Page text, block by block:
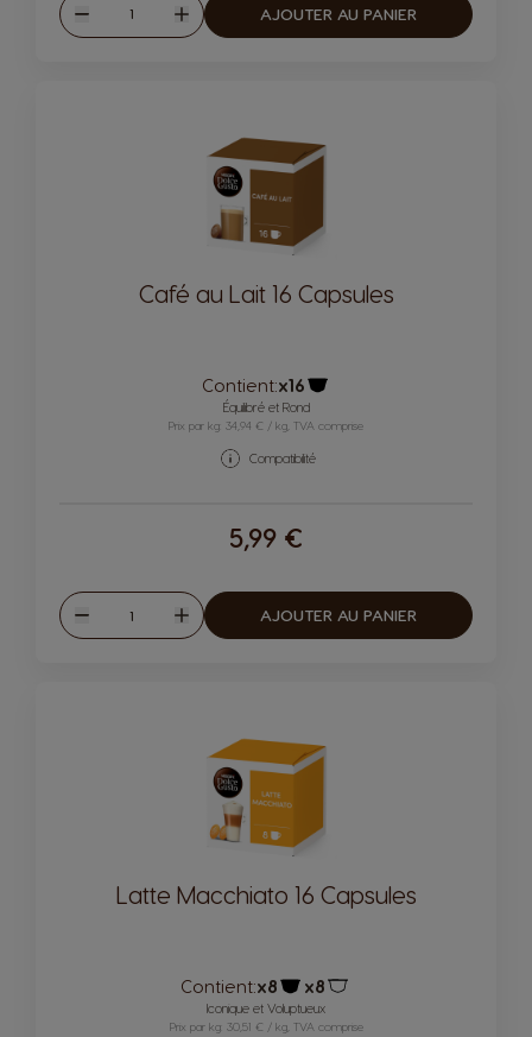
Diminuer
Quantité
Augmenter
AJOUTER AU PANIER
Café au Lait 16 Capsules
Contient:x16
Icône capsules
Équilibré et Rond
Prix par kg: 34,94 € / kg, TVA comprise
Compatibilité
5,99 €
Diminuer
Quantité
Augmenter
AJOUTER AU PANIER
Latte Macchiato 16 Capsules
Contient:x8
Icône capsules
x8
Icône capsules
Iconique et Voluptueux
Prix par kg: 30,51 € / kg, TVA comprise